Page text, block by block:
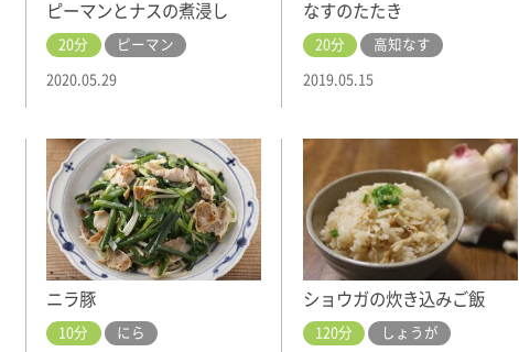
ピーマンとナスの煮浸し
20分 ピーマン
2020.05.29
なすのたたき
20分 高知なす
2019.05.15
ニラ豚
10分 にら
ショウガの炊き込みご飯
120分 しょうが